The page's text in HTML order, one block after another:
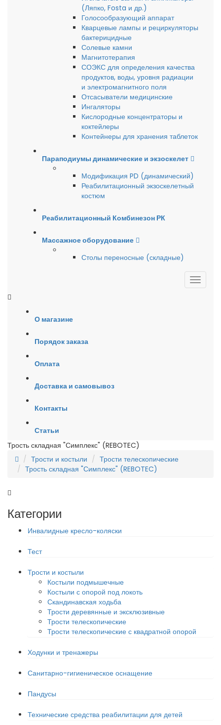
(Ляпко, Fosta и др.)
Голосообразующий аппарат
Кварцевые лампы и рециркуляторы
бактерицидные
Солевые камни
Магнитотерапия
СОЭКС для определения качества
продуктов, воды, уровня радиации
и электромагнитного поля
Отсасыватели медицинские
Ингаляторы
Кислородные концентраторы и
коктейлеры
Контейнеры для хранения таблеток
Параподиумы динамические и экзоскелет
Модификация PD (динамический)
Реабилитационный экзоскелетный
костюм
Реабилитационный Комбинезон РК
Массажное оборудование
Столы переносные (складные)
О магазине
Порядок заказа
Оплата
Доставка и самовывоз
Контакты
Статьи
Трость складная "Симплекс" (REBOTEC)
Трости и костыли
Трости телескопические
Трость складная "Симплекс" (REBOTEC)
Категории
Инвалидные кресло-коляски
Тест
Трости и костыли
Костыли подмышечные
Костыли с опорой под локоть
Скандинавская ходьба
Трости деревянные и эксклюзивные
Трости телескопические
Трости телескопические с квадратной опорой
Ходунки и тренажеры
Санитарно-гигиеническое оснащение
Пандусы
Технические средства реабилитации для детей